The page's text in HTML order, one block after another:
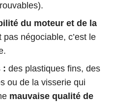
du moteur et de la
pas négociable, c’est le
: des plastiques fins, des
ou de la visserie qui
mauvaise qualité de